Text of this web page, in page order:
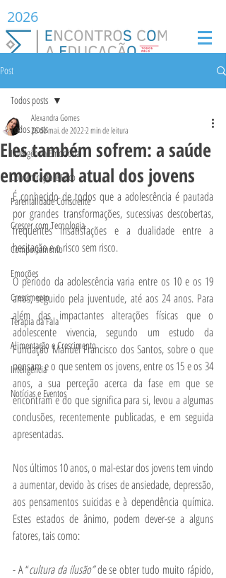
2026
Post
Todos posts
Inteligência Emocional
Concentração e Foco
Parentalidade Consciente
Crescer com Tecnologia
Comportamento
Emoções
Crescimento
Terapia da Fala
Alimentação e Crescimento
Inteligência
Notícias e Eventos
Todos posts
Eles também sofrem: a saúde
emocional atual dos jovens
Alexandra Gomes
26 de mai. de 20222 min de leitura
É conhecido de todos que a adolescência é pautada
por grandes transformações, sucessivas descobertas,
frequentes insatisfações e a dualidade entre a
hesitação e o risco sem risco.
O período da adolescência varia entre os 10 e os 19
anos, seguido pela juventude, até aos 24 anos. Para
além das impactantes alterações físicas que o
adolescente vivencia, segundo um estudo da
Fundação Manuel Francisco dos Santos, sobre o que
pensam e o que sentem os jovens, entre os 15 e os 34
anos, a sua perceção acerca da fase em que se
encontram e do que significa para si, levou a algumas
conclusões, recentemente publicadas, e em seguida
apresentadas.
Nos últimos 10 anos, o mal-estar dos jovens tem vindo
a aumentar, devido às crises de ansiedade, depressão,
aos pensamentos suicidas e à dependência química.
Estes estados de ânimo, podem dever-se a alguns
fatores, tais como:
- A “cultura da ilusão” de se obter tudo muito rápido,